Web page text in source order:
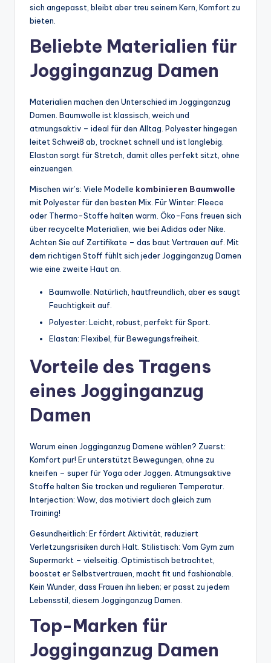
sich angepasst, bleibt aber treu seinem Kern, Komfort zu
bieten.
Beliebte Materialien für
Jogginganzug Damen
Materialien machen den Unterschied im Jogginganzug
Damen. Baumwolle ist klassisch, weich und
atmungsaktiv – ideal für den Alltag. Polyester hingegen
leitet Schweiß ab, trocknet schnell und ist langlebig.
Elastan sorgt für Stretch, damit alles perfekt sitzt, ohne
einzuengen.
Mischen wir’s: Viele Modelle kombinieren Baumwolle
mit Polyester für den besten Mix. Für Winter: Fleece
oder Thermo-Stoffe halten warm. Öko-Fans freuen sich
über recycelte Materialien, wie bei Adidas oder Nike.
Achten Sie auf Zertifikate – das baut Vertrauen auf. Mit
dem richtigen Stoff fühlt sich jeder Jogginganzug Damen
wie eine zweite Haut an.
Baumwolle: Natürlich, hautfreundlich, aber es saugt
Feuchtigkeit auf.
Polyester: Leicht, robust, perfekt für Sport.
Elastan: Flexibel, für Bewegungsfreiheit.
Vorteile des Tragens
eines Jogginganzug
Damen
Warum einen Jogginganzug Damene wählen? Zuerst:
Komfort pur! Er unterstützt Bewegungen, ohne zu
kneifen – super für Yoga oder Joggen. Atmungsaktive
Stoffe halten Sie trocken und regulieren Temperatur.
Interjection: Wow, das motiviert doch gleich zum
Training!
Gesundheitlich: Er fördert Aktivität, reduziert
Verletzungsrisiken durch Halt. Stilistisch: Vom Gym zum
Supermarkt – vielseitig. Optimistisch betrachtet,
boostet er Selbstvertrauen, macht fit und fashionable.
Kein Wunder, dass Frauen ihn lieben; er passt zu jedem
Lebensstil, diesem Jogginganzug Damen.
Top-Marken für
Jogginganzug Damen